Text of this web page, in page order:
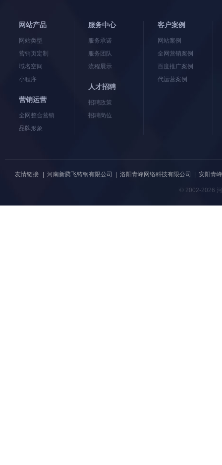
网站产品
网站类型
营销页定制
域名空间
小程序
营销运营
全网整合营销
品牌形象
服务中心
服务承诺
服务团队
流程展示
人才招聘
招聘政策
招聘岗位
客户案例
网站案例
全网营销案例
百度推广案例
代运营案例
友情链接 | 河南新腾飞铸钢有限公司 | 洛阳青峰网络科技有限公司 | 安阳青
© 2002-2026